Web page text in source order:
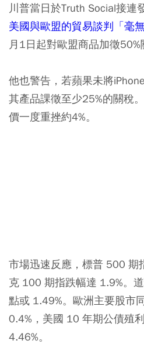
川普當日於Truth Social接連
美國與歐盟的貿易談判「毫無
月1日起對歐盟商品加徵50%
他也警告，若蘋果未將
其產品課徵至少25%的關稅。
價一度重挫約4%。
市場迅速反應，標普 500 期
克 100 期指跌幅達 1.9%。
點或 1.49%。歐洲主要股市
0.4%，美國 10 年期公債殖
4.46%。